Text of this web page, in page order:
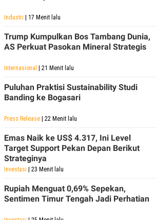
Industri | 17 Menit lalu
Trump Kumpulkan Bos Tambang Dunia,
AS Perkuat Pasokan Mineral Strategis
Internasional | 21 Menit lalu
Puluhan Praktisi Sustainability Studi
Banding ke Bogasari
Press Release | 22 Menit lalu
Emas Naik ke US$ 4.317, Ini Level
Target Support Pekan Depan Berikut
Strateginya
Investasi | 23 Menit lalu
Rupiah Menguat 0,69% Sepekan,
Sentimen Timur Tengah Jadi Perhatian